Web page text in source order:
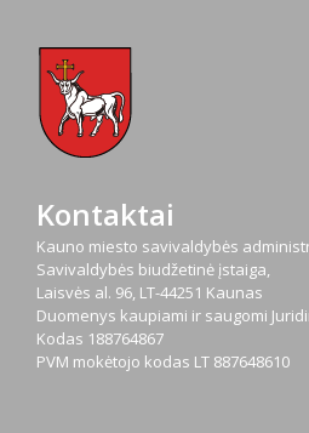
Kontaktai
Kauno miesto savivaldybės
Savivaldybės biudžetinė įstaiga,
Laisvės al. 96, LT-44251 Kaunas
Duomenys kaupiami ir saugomi
Kodas 188764867
PVM mokėtojo kodas LT 887648610